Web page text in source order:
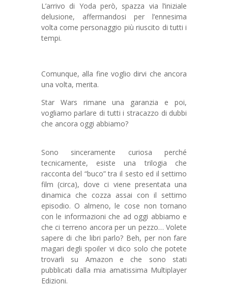
L’arrivo di Yoda però, spazza via l’iniziale
delusione, affermandosi per l’ennesima
volta come personaggio più riuscito di tutti i
tempi.
Comunque, alla fine voglio dirvi che ancora
una volta, merita.
Star Wars rimane una garanzia e poi,
vogliamo parlare di tutti i stracazzo di dubbi
che ancora oggi abbiamo?
Sono sinceramente curiosa perché
tecnicamente, esiste una trilogia che
racconta del “buco” tra il sesto ed il settimo
film (circa), dove ci viene presentata una
dinamica che cozza assai con il settimo
episodio. O almeno, le cose non tornano
con le informazioni che ad oggi abbiamo e
che ci terreno ancora per un pezzo… Volete
sapere di che libri parlo? Beh, per non fare
magari degli spoiler vi dico solo che potete
trovarli su Amazon e che sono stati
pubblicati dalla mia amatissima Multiplayer
Edizioni.